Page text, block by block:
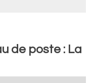
de poste : La